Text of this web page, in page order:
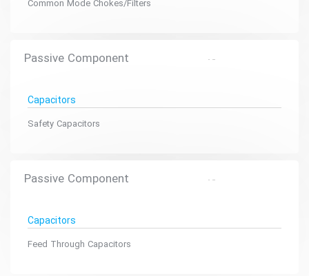
Common Mode Chokes/Filters
Passive Component
Capacitors
Safety Capacitors
Passive Component
Capacitors
Feed Through Capacitors